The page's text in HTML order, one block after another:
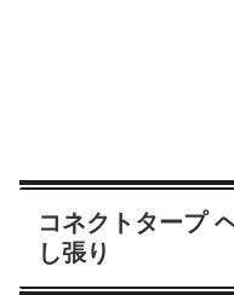
コネクトタープ
し張り